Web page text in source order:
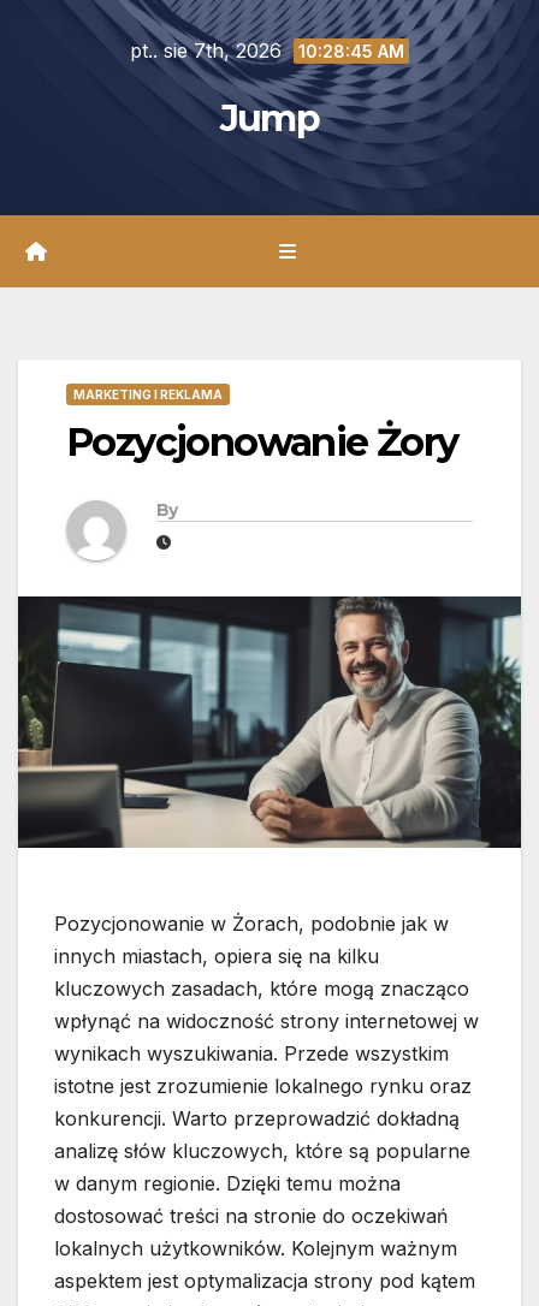
pt.. sie 7th, 2026 10:28:46 AM
Jump
MARKETING I REKLAMA
Pozycjonowanie Żory
By
Pozycjonowanie w Żorach, podobnie jak w
innych miastach, opiera się na kilku
kluczowych zasadach, które mogą znacząco
wpłynąć na widoczność strony internetowej w
wynikach wyszukiwania. Przede wszystkim
istotne jest zrozumienie lokalnego rynku oraz
konkurencji. Warto przeprowadzić dokładną
analizę słów kluczowych, które są popularne
w danym regionie. Dzięki temu można
dostosować treści na stronie do oczekiwań
lokalnych użytkowników. Kolejnym ważnym
aspektem jest optymalizacja strony pod kątem